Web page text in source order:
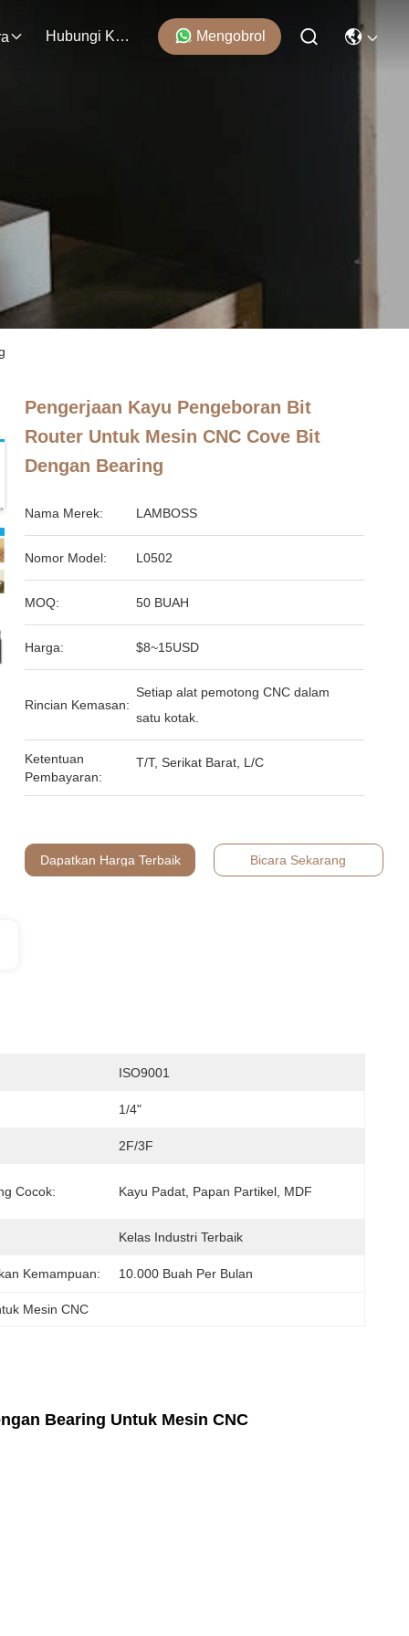
Hubungi Kami Mengobrol
Pengerjaan Kayu Pengeboran Bit
Router Untuk Mesin CNC Cove Bit
Dengan Bearing
Nama Merek: LAMBOSS
Nomor Model: L0502
MOQ: 50 BUAH
Harga: $8~15USD
Rincian Kemasan:
Setiap alat pemotong CNC dalam
satu kotak.
Ketentuan
Pembayaran:
T/T, Serikat Barat, L/C
Dapatkan Harga Terbaik Bicara Sekarang
ISO9001
1/4"
2F/3F
Cocok: Kayu Padat, Papan Partikel, MDF
Kelas Industri Terbaik
Kemampuan: 10.000 Buah Per Bulan
Mesin CNC
Bearing Untuk Mesin CNC